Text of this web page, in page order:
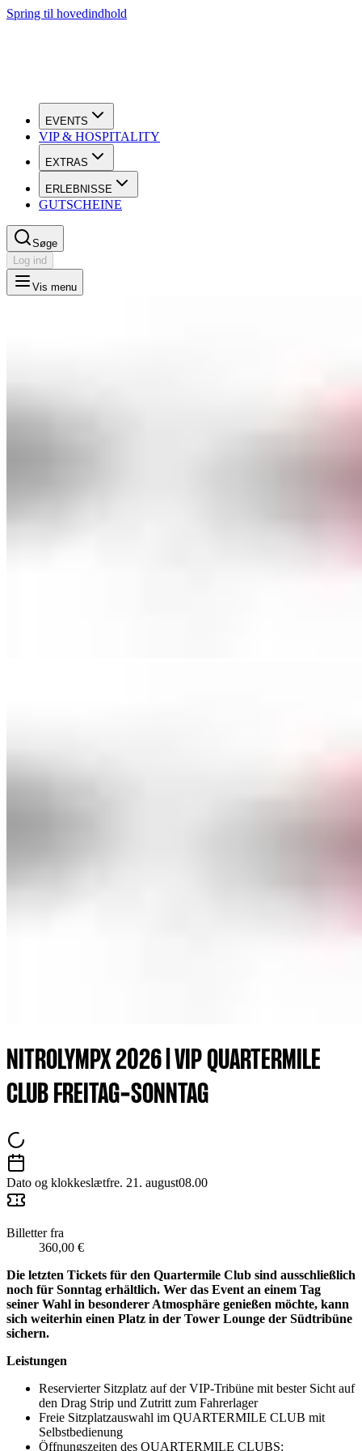
Spring til hovedindhold
EVENTS
VIP & HOSPITALITY
EXTRAS
ERLEBNISSE
GUTSCHEINE
Søge
Log ind
Vis menu
NITROLYMPX 2026 | VIP QUARTERMILE
CLUB FREITAG-SONNTAG
Dato og klokkeslætfre. 21. august08.00
Billetter fra
360,00 €
Die letzten Tickets für den Quartermile Club sind ausschließlich
noch für Sonntag erhältlich. Wer das Event an einem Tag
seiner Wahl in besonderer Atmosphäre genießen möchte, kann
sich weiterhin einen Platz in der Tower Lounge der Südtribüne
sichern.
Leistungen
Reservierter Sitzplatz auf der VIP-Tribüne mit bester Sicht auf
den Drag Strip und Zutritt zum Fahrerlager
Freie Sitzplatzauswahl im QUARTERMILE CLUB mit
Selbstbedienung
Öffnungszeiten des QUARTERMILE CLUBS: